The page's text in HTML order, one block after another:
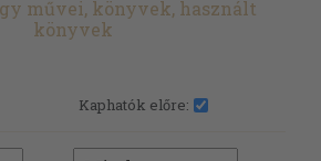
művei, könyvek, használt
könyvek
Kaphatók előre: